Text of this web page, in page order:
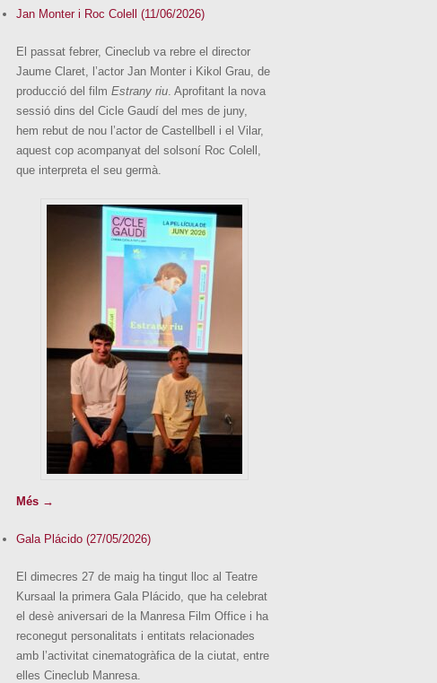
Jan Monter i Roc Colell (11/06/2026)
El passat febrer, Cineclub va rebre el director
Jaume Claret, l’actor Jan Monter i Kikol Grau, de
producció del film Estrany riu. Aprofitant la nova
sessió dins del Cicle Gaudí del mes de juny,
hem rebut de nou l’actor de Castellbell i el Vilar,
aquest cop acompanyat del solsoní Roc Colell,
que interpreta el seu germà.
Més →
Gala Plácido (27/05/2026)
El dimecres 27 de maig ha tingut lloc al Teatre
Kursaal la primera Gala Plácido, que ha celebrat
el desè aniversari de la Manresa Film Office i ha
reconegut personalitats i entitats relacionades
amb l’activitat cinematogràfica de la ciutat, entre
elles Cineclub Manresa.